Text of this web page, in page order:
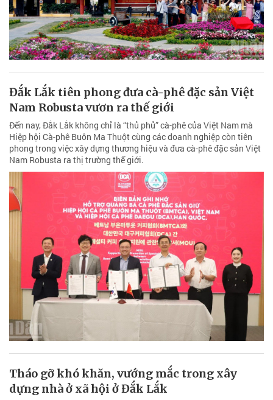
Đắk Lắk tiên phong đưa cà-phê đặc sản Việt
Nam Robusta vươn ra thế giới
Đến nay, Đắk Lắk không chỉ là “thủ phủ” cà-phê của Việt Nam mà
Hiệp hội Cà-phê Buôn Ma Thuột cùng các doanh nghiệp còn tiên
phong trong việc xây dựng thương hiệu và đưa cà-phê đặc sản Việt
Nam Robusta ra thị trường thế giới.
Tháo gỡ khó khăn, vướng mắc trong xây
dựng nhà ở xã hội ở Đắk Lắk